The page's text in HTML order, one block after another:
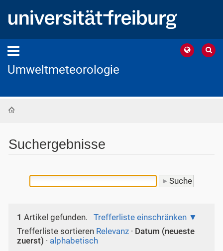
Umweltmeteorologie
Suchergebnisse
1 Artikel gefunden.
Trefferliste einschränken
Trefferliste sortieren Relevanz · Datum (neueste
zuerst) · alphabetisch